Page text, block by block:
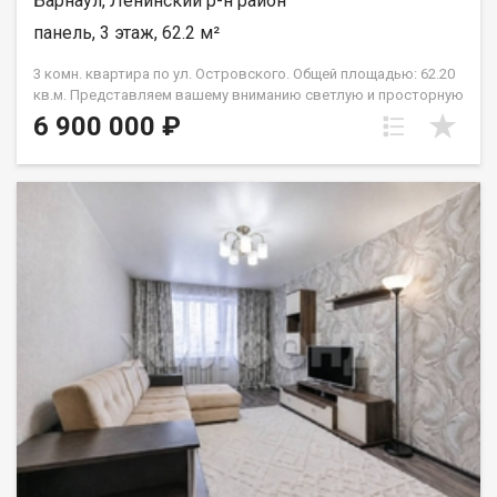
панель, 3 этаж, 62.2 м²
3 комн. квартира по ул. Островского. Общей площадью: 62.20
кв.м. Представляем вашему вниманию светлую и просторную
3- комнатную квартиру, расположенную на 3м этаже по
адресу- г. Барнаул. ул. Островского, д 8. Идеальный вариант
удобную транспортную доступность. Особенности квартиры-
обеспечивает комфорт для всех членов семьи., - Большая
застеклённая лоджия- отличное место для отдыха в тёплое
время года или организации уютного рабочего уголка., - Этаж
— 3-й- удобно подниматься без лифта, нет проблем с
затоплением сверху и шумом от соседей. Инфраструктура в
шаговой доступности- - Детские сады и школы — идеально
для семей с детьми., - Продуктовые магазины, супермаркеты
и аптеки — всё необходимое рядом., - Поликлиники и
медицинские центры., - Остановки общественного транспорта
— легко добраться в любую точку города., - Парки и зоны
отдыха — для прогулок на свежем воздухе., - Спортивные
площадки и фитнес-клубы поблизости. Двор и парковка- -
Просторный, ухоженный двор — безопасно для детских игр и
6 900 000 ₽